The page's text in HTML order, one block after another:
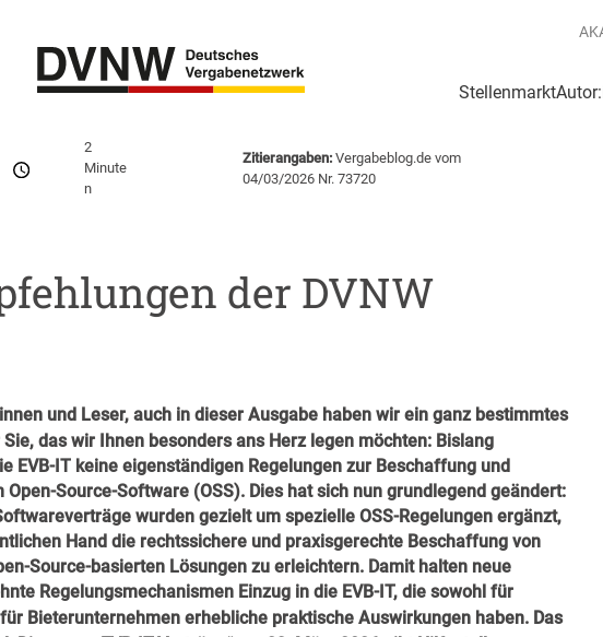
Stellenmarkt
2
Minute
n
Zitierangaben: Vergabeblog.de vom
04/03/2026 Nr. 73720
der DVNW
und Leser, auch in dieser Ausgabe haben wir ein ganz bestimmtes
das wir Ihnen besonders ans Herz legen möchten: Bislang
EVB-IT keine eigenständigen Regelungen zur Beschaffung und
Open-Source-Software (OSS). Dies hat sich nun grundlegend geändert:
wurden gezielt um spezielle OSS-Regelungen ergänzt,
Hand die rechtssichere und praxisgerechte Beschaffung von
Source-basierten Lösungen zu erleichtern. Damit halten neue
Regelungsmechanismen Einzug in die EVB-IT, die sowohl für
Bieterunternehmen erhebliche praktische Auswirkungen haben. Das